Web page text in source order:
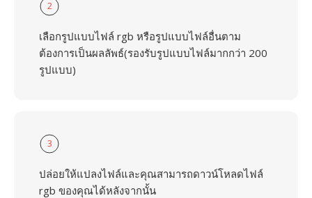
2
เลือกรูปแบบไฟล์ rgb หรือรูปแบบไฟล์อื่นตาม
ต้องการเป็นผลลัพธ์(รองรับรูปแบบไฟล์มากกว่า 200
รูปแบบ)
3
ปล่อยให้แปลงไฟล์และคุณสามารถดาวน์โหลดไฟล์
rgb ของคุณได้หลังจากนั้น